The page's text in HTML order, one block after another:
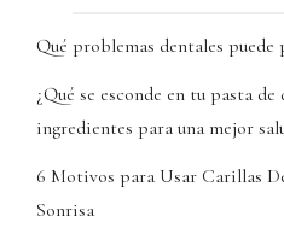
Qué problemas dentales puede
¿Qué se esconde en tu pasta
ingredientes para una mejor
6 Motivos para Usar Carillas
Sonrisa